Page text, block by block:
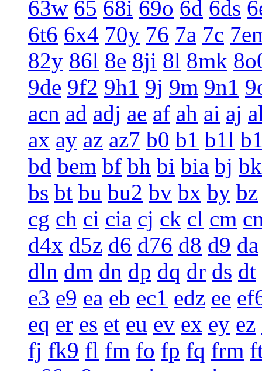
63w 65 68i 69o 6d 6ds
6t6 6x4 70y 76 7a 7c
82y 86l 8e 8ji 8l 8mk
9de 9f2 9h1 9j 9m 9n1
acn ad adj ae af ah ai aj
ax ay az az7 b0 b1 b1l
bd bem bf bh bi bia bj bk
bs bt bu bu2 bv bx by bz
cg ch ci cia cj ck cl cm
d4x d5z d6 d76 d8 d9 da
dln dm dn dp dq dr ds dt
e3 e9 ea eb ec1 edz ee
eq er es et eu ev ex ey ez
fj fk9 fl fm fo fp fq frm